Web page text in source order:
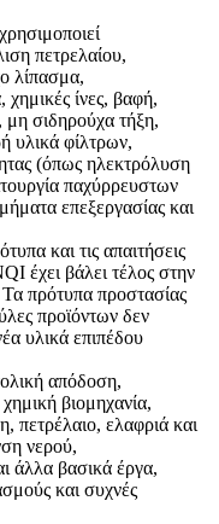
πετρελαίου,
λίπασμα,
ίνες, βαφή,
μη σιδηρούχα τήξη,
υλικά φίλτρων,
(όπως ηλεκτρόλυση
παχύρρευστων
επεξεργασίας και
και τις απαιτήσεις
έχει βάλει τέλος στην
πρότυπα προστασίας
προϊόντων δεν
υλικά επιπέδου
απόδοση,
βιομηχανία,
πετρέλαιο, ελαφριά και
νερού,
άλλα βασικά έργα,
και συχνές